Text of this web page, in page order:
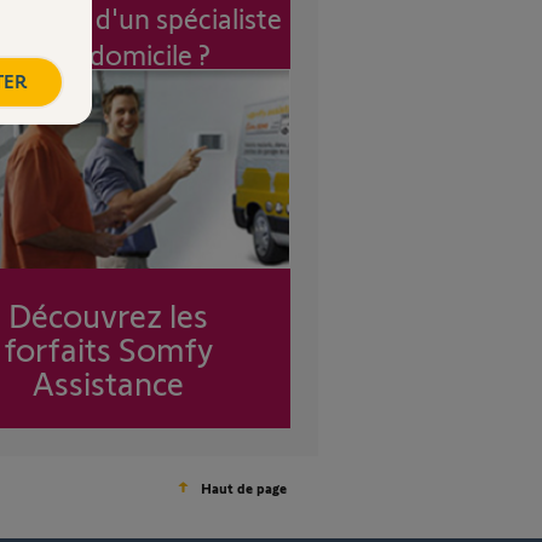
d'un spécialiste
à mon domicile ?
Découvrez les
forfaits Somfy
Assistance
Haut de page